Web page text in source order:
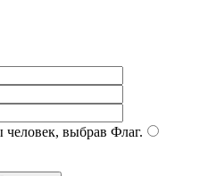
выбрав Флаг.